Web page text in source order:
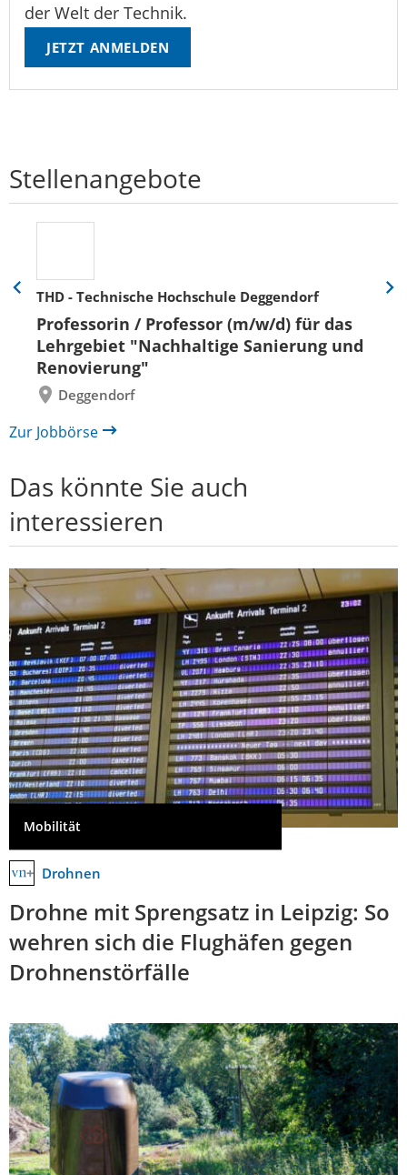
der Welt der Technik.
JETZT ANMELDEN
Stellenangebote
THD - Technische Hochschule Deggendorf
Professorin / Professor (m/w/d) für das
Lehrgebiet "Nachhaltige Sanierung und
Renovierung"
Deggendorf
Eine
zurück
Eine
Zur Jobbörse
Das könnte Sie auch
interessieren
Mobilität
Drohnen
Drohne mit Sprengsatz in Leipzig: So
wehren sich die Flughäfen gegen
Drohnenstörfälle